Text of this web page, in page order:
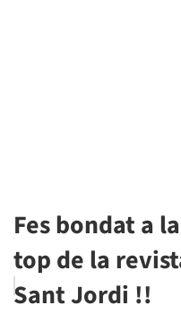
Fes bondat a
top de la
Sant Jordi !!